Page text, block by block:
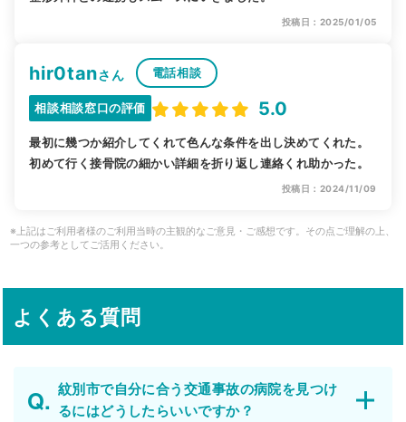
投稿日：2025/01/05
hir0tanさん 電話相談
相談相談窓口の評価 5.0
最初に幾つか紹介してくれて色んな条件を出し決めてくれた。
初めて行く接骨院の細かい詳細を折り返し連絡くれ助かった。
投稿日：2024/11/09
※上記はご利用者様のご利用当時の主観的なご意見・ご感想です。その点ご理解の上、
一つの参考としてご活用ください。
よくある質問
紋別市で自分に合う交通事故の病院を見つけ
るにはどうしたらいいですか？